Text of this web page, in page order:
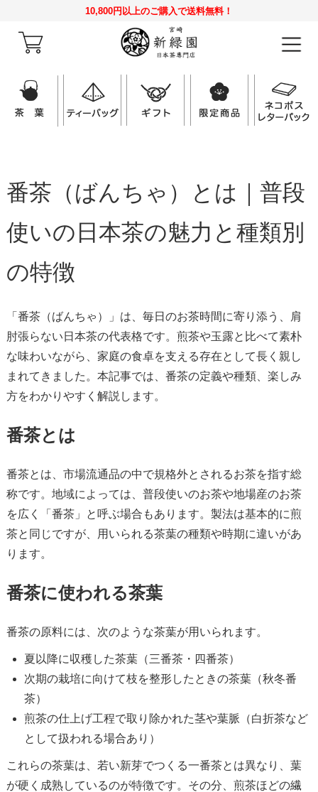
10,800円以上のご購入で送料無料！
番茶（ばんちゃ）とは｜普段
使いの日本茶の魅力と種類別
の特徴
「番茶（ばんちゃ）」は、毎日のお茶時間に寄り添う、肩
肘張らない日本茶の代表格です。煎茶や玉露と比べて素朴
な味わいながら、家庭の食卓を支える存在として長く親し
まれてきました。本記事では、番茶の定義や種類、楽しみ
方をわかりやすく解説します。
番茶とは
番茶とは、市場流通品の中で規格外とされるお茶を指す総
称です。地域によっては、普段使いのお茶や地場産のお茶
を広く「番茶」と呼ぶ場合もあります。製法は基本的に煎
茶と同じですが、用いられる茶葉の種類や時期に違いがあ
ります。
番茶に使われる茶葉
番茶の原料には、次のような茶葉が用いられます。
夏以降に収穫した茶葉（三番茶・四番茶）
次期の栽培に向けて枝を整形したときの茶葉（秋冬番
茶）
煎茶の仕上げ工程で取り除かれた茎や葉脈（白折茶など
として扱われる場合あり）
これらの茶葉は、若い新芽でつくる一番茶とは異なり、葉
が硬く成熟しているのが特徴です。その分、煎茶ほどの繊